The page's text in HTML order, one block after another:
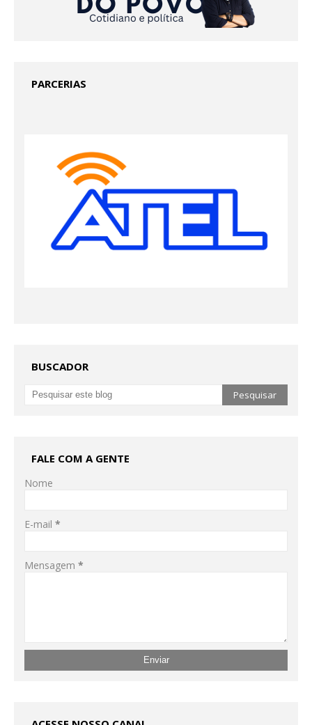
PARCERIAS
BUSCADOR
FALE COM A GENTE
Nome
E-mail *
Mensagem *